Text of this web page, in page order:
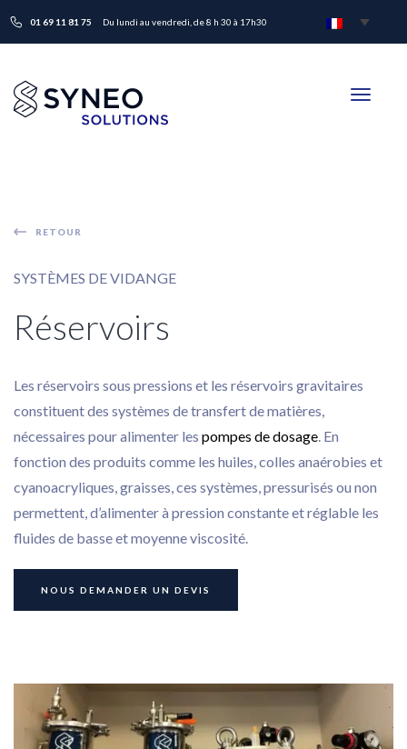
01 69 11 81 75 Du lundi au vendredi, de 8 h 30 à 17h30
Toggle
Collage
Nos réalisations
RETOUR
SYSTÈMES DE VIDANGE
Réservoirs
Les réservoirs sous pressions et les réservoirs gravitaires
constituent des systèmes de transfert de matières,
nécessaires pour alimenter les pompes de dosage. En
fonction des produits comme les huiles, colles anaérobies et
cyanoacryliques, graisses, ces systèmes, pressurisés ou non
permettent, d’alimenter à pression constante et réglable les
fluides de basse et moyenne viscosité.
NOUS DEMANDER UN DEVIS